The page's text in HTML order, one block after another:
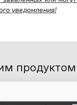
уведомления!
продуктом